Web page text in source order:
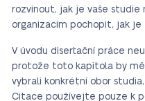
rozvinout, jak je vaše studie
organizacím pochopit, jak
V úvodu disertační práce
protože toto kapitola by
vybrali konkrétní obor
Citace používejte pouze k